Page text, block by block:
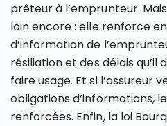
prêteur à l’emprunteur.
loin encore : elle renforce
d’information de
résiliation et des délais
faire usage. Et si l’assureur
obligations d’informations,
renforcées. Enfin, la loi